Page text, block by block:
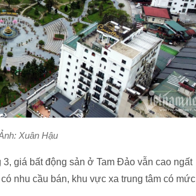
Xuân Hậu
giá bất động sản ở Tam Đảo vẫn cao ngất
nhu cầu bán, khu vực xa trung tâm có mức